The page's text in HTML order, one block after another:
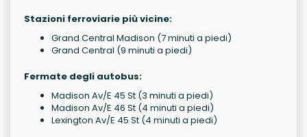
Stazioni ferroviarie più vicine:
Grand Central Madison (7 minuti a piedi)
Grand Central (9 minuti a piedi)
Fermate degli autobus:
Madison Av/E 45 St (3 minuti a piedi)
Madison Av/E 46 St (4 minuti a piedi)
Lexington Av/E 45 St (4 minuti a piedi)